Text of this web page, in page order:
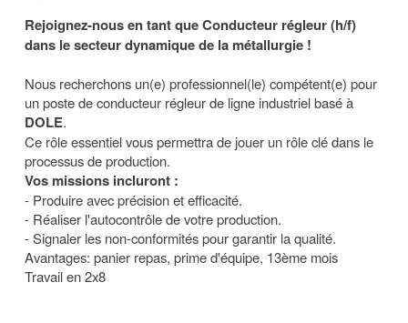
Rejoignez-nous en tant que Conducteur régleur (h/f)
dans le secteur dynamique de la métallurgie !
Nous recherchons un(e) professionnel(le) compétent(e) pour
un poste de conducteur régleur de ligne industriel basé à
DOLE.
Ce rôle essentiel vous permettra de jouer un rôle clé dans le
processus de production.
Vos missions incluront :
- Produire avec précision et efficacité.
- Réaliser l'autocontrôle de votre production.
- Signaler les non-conformités pour garantir la qualité.
Avantages: panier repas, prime d'équipe, 13ème mois
Travail en 2x8